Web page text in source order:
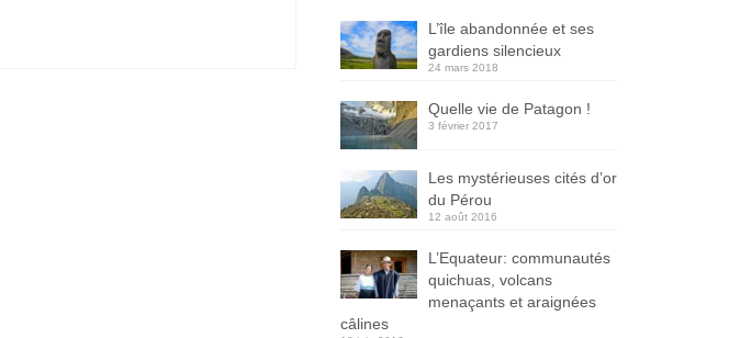
L’île abandonnée et ses
gardiens silencieux
24 mars 2018
Quelle vie de Patagon !
3 février 2017
Les mystérieuses cités d’or
du Pérou
12 août 2016
L’Equateur: communautés
quichuas, volcans
menaçants et araignées
câlines